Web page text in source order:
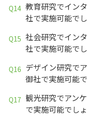
教育研究でイン
社で実施可能で
社会研究でイン
社で実施可能で
デザイン研究で
御社で実施可能
観光研究でアン
で実施可能でし